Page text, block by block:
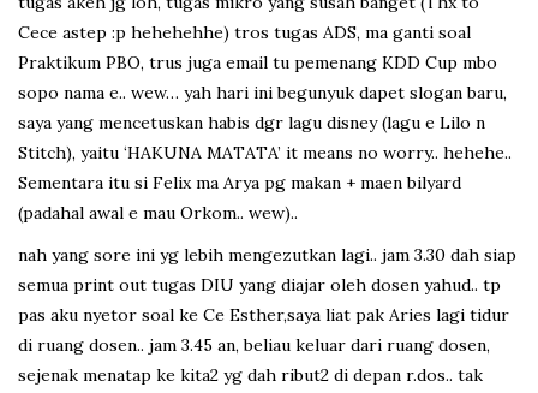
Cece astep :p hehehehhe) tros tugas ADS, ma ganti soal
Praktikum PBO, trus juga email tu pemenang KDD Cup mbo
sopo nama e.. wew… yah hari ini begunyuk dapet slogan baru,
saya yang mencetuskan habis dgr lagu disney (lagu e Lilo n
Stitch), yaitu ‘HAKUNA MATATA’ it means no worry.. hehehe..
Sementara itu si Felix ma Arya pg makan + maen bilyard
(padahal awal e mau Orkom.. wew)..
nah yang sore ini yg lebih mengezutkan lagi.. jam 3.30 dah siap
semua print out tugas DIU yang diajar oleh dosen yahud.. tp
pas aku nyetor soal ke Ce Esther,saya liat pak Aries lagi tidur
di ruang dosen.. jam 3.45 an, beliau keluar dari ruang dosen,
sejenak menatap ke kita2 yg dah ribut2 di depan r.dos.. tak